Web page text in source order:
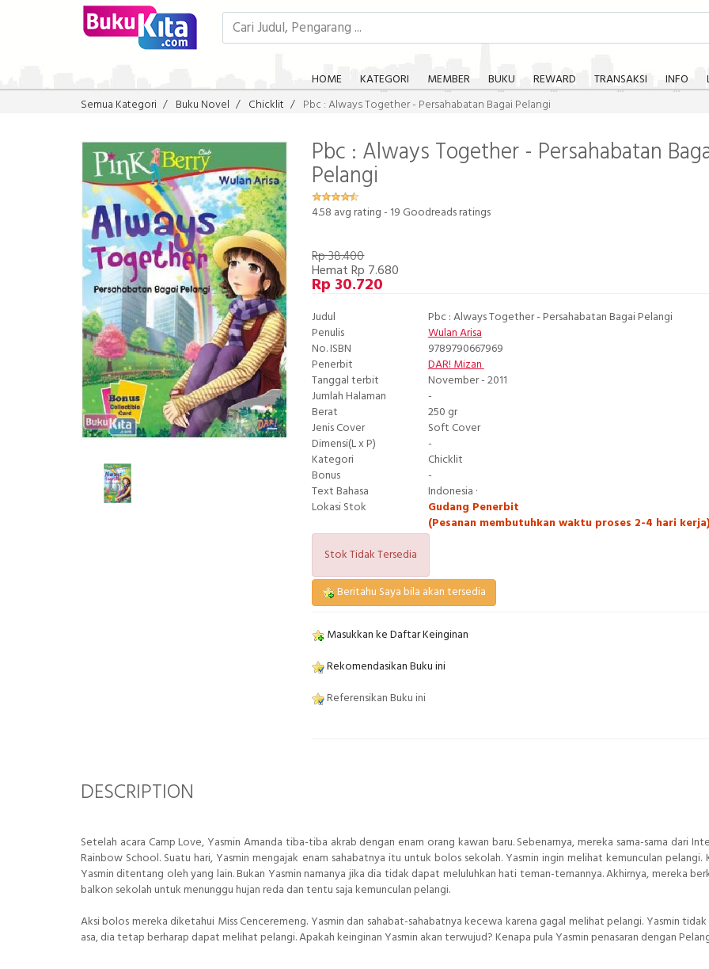
HOME KATEGORI MEMBER BUKU REWARD TRANSAKSI INFO
Semua Kategori
Buku Novel Chicklit Pbc : Always Together - Persahabatan Bagai Pelangi
Pbc : Always Together - Persahabatan
Pelangi
4.58 avg rating - 19 Goodreads ratings
Rp 38.400
Hemat Rp 7.680
Rp 30.720
Judul
Pbc : Always Together - Persahabatan Bagai Pelangi
Penulis
Wulan Arisa
No. ISBN
9789790667969
Penerbit
DAR! Mizan
Tanggal terbit
November - 2011
Jumlah Halaman
-
Berat
250 gr
Jenis Cover
Soft Cover
Dimensi(L x P)
-
Kategori
Chicklit
Bonus
-
Text Bahasa
Indonesia ·
Lokasi Stok
Gudang Penerbit
(Pesanan membutuhkan waktu proses 2-4 hari
Stok Tidak Tersedia
Beritahu Saya bila akan tersedia
Masukkan ke Daftar Keinginan
Rekomendasikan Buku ini
Referensikan Buku ini
DESCRIPTION
Setelah acara Camp Love, Yasmin Amanda tiba-tiba akrab dengan enam orang kawan baru. Sebenarnya, mereka sama-sama dari
Rainbow School. Suatu hari, Yasmin mengajak enam sahabatnya itu untuk bolos sekolah. Yasmin ingin melihat kemunculan pelangi.
Yasmin ditentang oleh yang lain. Bukan Yasmin namanya jika dia tidak dapat meluluhkan hati teman-temannya. Akhirnya, mereka
balkon sekolah untuk menunggu hujan reda dan tentu saja kemunculan pelangi.
Aksi bolos mereka diketahui Miss Cenceremeng. Yasmin dan sahabat-sahabatnya kecewa karena gagal melihat pelangi. Yasmin
asa, dia tetap berharap dapat melihat pelangi. Apakah keinginan Yasmin akan terwujud? Kenapa pula Yasmin penasaran dengan